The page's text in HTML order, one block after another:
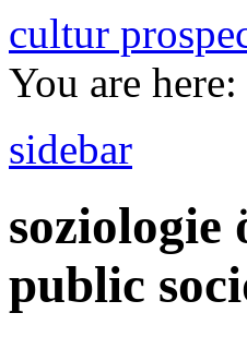
cultur
You are here:
sidebar
soziologie
public